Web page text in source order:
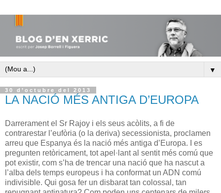
▼
30 d’octubre del 2013
LA NACIÓ MÉS ANTIGA D’EUROPA
Darrerament el Sr Rajoy i els seus acòlits, a fi de
contrarestar l’eufòria (o la deriva) secessionista, proclamen
arreu que Espanya és la nació més antiga d’Europa. I es
pregunten retòricament, tot apel·lant al sentit més comú que
pot existir, com s’ha de trencar una nació que ha nascut a
l’alba dels temps europeus i ha conformat un ADN comú
indivisible. Qui gosa fer un disbarat tan colossal, tan